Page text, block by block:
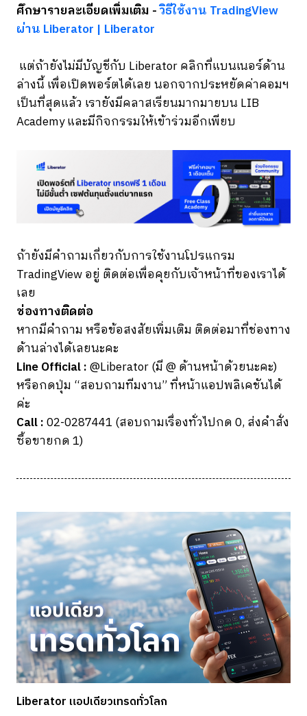
ศึกษารายละเอียดเพิ่มเติม -วิธีใช้งาน TradingView
ผ่าน Liberator | Liberator
แต่ถ้ายังไม่มีบัญชีกับ Liberator คลิกที่แบนเนอร์ด้าน
ล่างนี้ เพื่อเปิดพอร์ตได้เลย นอกจากประหยัดค่าคอมฯ
เป็นที่สุดแล้ว เรายังมีคลาสเรียนมากมายบน LIB
Academy และมีกิจกรรมให้เข้าร่วมอีกเพียบ
ถ้ายังมีคำถามเกี่ยวกับการใช้งานโปรแกรม
TradingView อยู่ ติดต่อเพื่อคุยกับเจ้าหน้าที่ของเราได้
เลย
ช่องทางติดต่อ
หากมีคำถาม หรือข้อสงสัยเพิ่มเติม ติดต่อมาที่ช่องทาง
ด้านล่างได้เลยนะคะ
Line Official :@Liberator (มี @ ด้านหน้าด้วยนะคะ)
หรือกดปุ่ม “สอบถามทีมงาน” ที่หน้าแอปพลิเคชันได้
ค่ะ
Call :02-0287441 (สอบถามเรื่องทั่วไปกด 0, ส่งคำสั่ง
ซื้อขายกด 1)
Liberator แอปเดียวเทรดทั่วโลก